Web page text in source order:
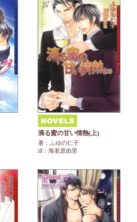
滴る蜜の甘い情熱(上)
著：ふゆの仁子
ill：海老原由里